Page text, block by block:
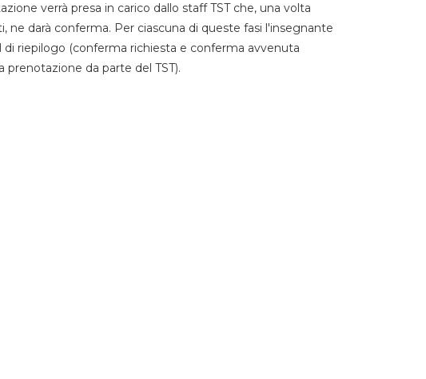
verrà presa in carico dallo staff TST che, una volta
ne darà conferma. Per ciascuna di queste fasi l'insegnante
di riepilogo (conferma richiesta e conferma avvenuta
prenotazione da parte del TST).